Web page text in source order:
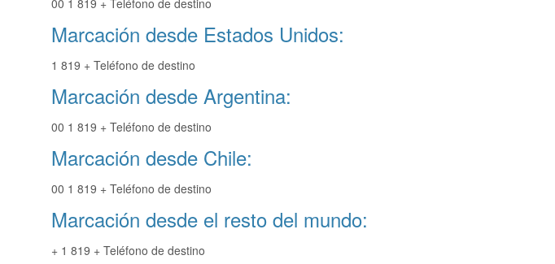
00 1 819 + Teléfono de destino
Marcación desde Estados Unidos:
1 819 + Teléfono de destino
Marcación desde Argentina:
00 1 819 + Teléfono de destino
Marcación desde Chile:
00 1 819 + Teléfono de destino
Marcación desde el resto del mundo:
+ 1 819 + Teléfono de destino